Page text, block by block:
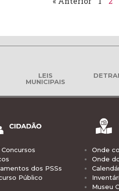
LEIS
MUNICIPAIS
Concursos
dos PSSs
Público
Onde
Onde
Museu